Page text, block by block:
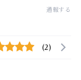
通報する
(2)